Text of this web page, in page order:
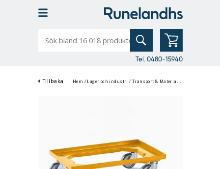
bland
Tel. 0480-15940
Tillbaka | Hem / Lager och industri / Transport & Materialhantering